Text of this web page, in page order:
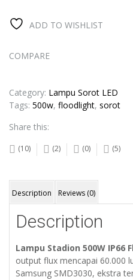
ADD TO WISHLIST
COMPARE
Category: Lampu Sorot LED
Tags: 500w, floodlight, sorot
Share this:
(10) (2) (0) (5)
Description Reviews (0)
Description
Lampu Stadion 500W IP66
output flux mencapai 60.000
Samsung SMD3030, ekstra